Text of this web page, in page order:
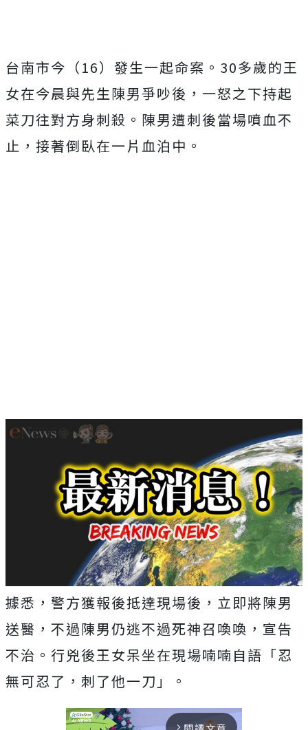
台南市今（16）發生一起命案。30多歲的王
女在今晨與先生陳男爭吵後，一怒之下持起
菜刀往對方身刺殺。陳男遭刺後當場噴血不
止，接著倒臥在一片血泊中。
據悉，警方獲報後抵達現場後，立即將陳男
送醫，不過陳男仍逃不過死神召喚喚，宣告
不治。行兇後王女呆坐在現場喃喃自語「忍
無可忍了，刺了他一刀」。
arrow_forward_ios